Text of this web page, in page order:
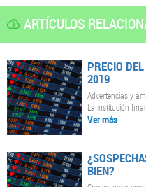
ARTÍCULOS
PRECIO
2019
Advertencias y
La institución
Ver más
BIEN?